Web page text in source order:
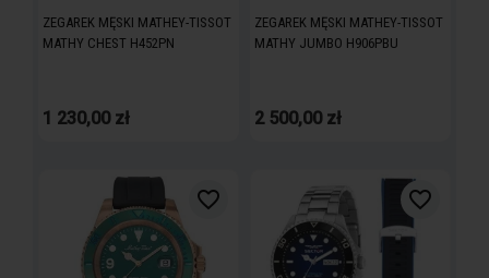
ZEGAREK MĘSKI MATHEY-TISSOT
MATHY CHEST H452PN
1 230,00 zł
ZEGAREK MĘSKI MATHEY-TISSOT
MATHY JUMBO H906PBU
2 500,00 zł
favorite_border favorite_border